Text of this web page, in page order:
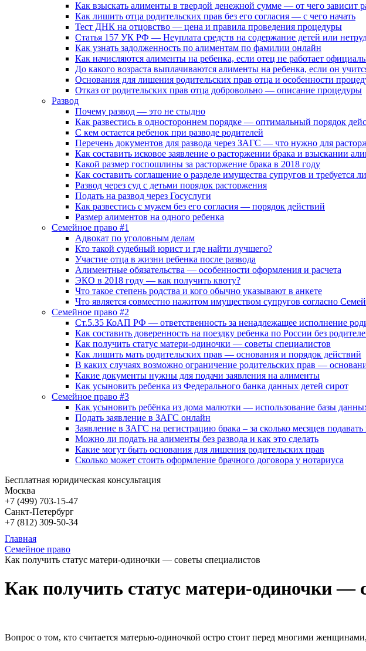
Как взыскать алименты в твердой денежной сумме — от чего зависит
Как лишить отца родительских прав без его согласия — с чего начать
Тест ДНК на отцовство — цена и правила проведения процедуры
Статья 157 УК РФ — Неуплата средств на содержание детей или
Как узнать задолженность по алиментам по фамилии онлайн
Как начисляются алименты на ребенка, если отец не работает
До какого возраста выплачиваются алименты на ребенка, если он
Основания для лишения родительских прав отца и особенности
Отказ от родительских прав отца добровольно — описание процедуры
Развод
Почему развод — это не стыдно
Как развестись в одностороннем порядке — оптимальный порядок
С кем остается ребенок при разводе родителей
Перечень документов для развода через ЗАГС — что нужно для
Как составить исковое заявление о расторжении брака и взыскании
Какой размер госпошлины за расторжение брака в 2018 году
Как составить соглашение о разделе имущества супругов и требуется ли
Развод через суд с детьми порядок расторжения
Подать на развод через Госуслуги
Как развестись с мужем без его согласия — порядок действий
Размер алиментов на одного ребенка
Семейное право #1
Адвокат по уголовным делам
Кто такой судебный юрист и где найти лучшего?
Участие отца в жизни ребенка после развода
Алиментные обязательства — особенности оформления и расчета
ЭКО в 2018 году — как получить квоту?
Что такое степень родства и кого обычно указывают в анкете
Что является совместно нажитом имуществом супругов согласно
Семейное право #2
Ст.5.35 КоАП РФ — ответственность за ненадлежащее исполнение
Как составить доверенность на поездку ребенка по России без
Как получить статус матери-одиночки — советы специалистов
Как лишить мать родительских прав — основания и порядок действий
В каких случаях возможно ограничение родительских прав —
Какие документы нужны для подачи заявления на алименты
Как усыновить ребенка из Федерального банка данных детей сирот
Семейное право #3
Как усыновить ребёнка из дома малютки — использование базы
Подать заявление в ЗАГС онлайн
Заявление в ЗАГС на регистрацию брака – за сколько месяцев подавать
Можно ли подать на алименты без развода и как это сделать
Какие могут быть основания для лишения родительских прав
Сколько может стоить оформление брачного договора у нотариуса
Бесплатная юридическая консультация
Москва
+7 (499) 703-15-47
Санкт-Петербург
+7 (812) 309-50-34
Главная
Семейное право
Как получить статус матери-одиночки — советы специалистов
Как получить статус матери-одиночки —
Вопрос о том, кто считается матерью-одиночкой остро стоит перед многими